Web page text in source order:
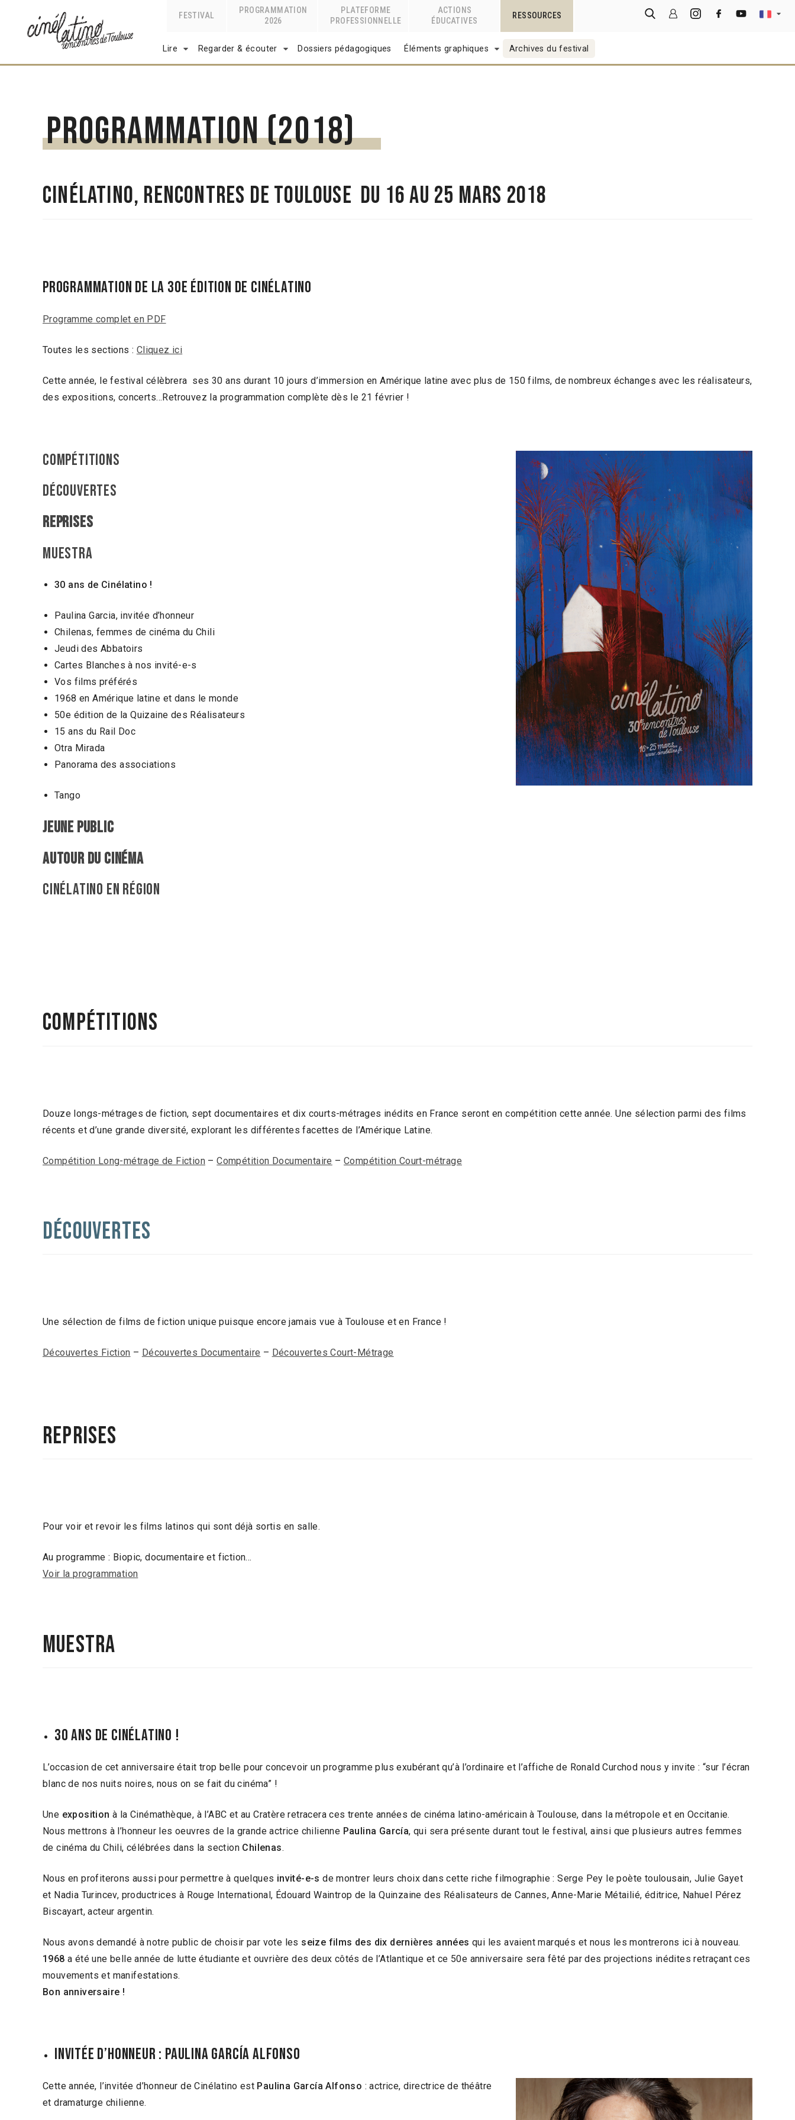
FESTIVAL
PROGRAMMATION
2026
PLATEFORME
PROFESSIONNELLE
ACTIONS
ÉDUCATIVES
RESSOURCES
Lire Regarder & écouter Dossiers pédagogiques Éléments graphiques Archives du festival
Programmation (2018)
Cinélatino, Rencontres de Toulouse du 16 au 25 mars 2018
PROGRAMMATION DE LA 30E ÉDITION DE CINÉLATINO
Programme complet en PDF
Toutes les sections : Cliquez ici
Cette année, le festival célèbrera ses 30 ans durant 10 jours d’immersion en Amérique latine avec plus de 150 films, de nombreux échanges avec les réalisateurs,
des expositions, concerts…Retrouvez la programmation complète dès le 21 février !
compétitions
découvertes
REPRISES
Muestra
30 ans de Cinélatino !
Paulina Garcia, invitée d’honneur
Chilenas, femmes de cinéma du Chili
Jeudi des Abbatoirs
Cartes Blanches à nos invité-e-s
Vos films préférés
1968 en Amérique latine et dans le monde
50e édition de la Quizaine des Réalisateurs
15 ans du Rail Doc
Otra Mirada
Panorama des associations
Tango
JEUNE PUBLIC
AUTOUR DU CINÉMA
CINÉLATINO EN RÉGION
Compétitions
Douze longs-métrages de fiction, sept documentaires et dix courts-métrages inédits en France seront en compétition cette année. Une sélection parmi des films
récents et d’une grande diversité, explorant les différentes facettes de l’Amérique Latine.
Compétition Long-métrage de Fiction –Compétition Documentaire –Compétition Court-métrage
Découvertes
Une sélection de films de fiction unique puisque encore jamais vue à Toulouse et en France !
Découvertes Fiction – Découvertes Documentaire – Découvertes Court-Métrage
Reprises
Pour voir et revoir les films latinos qui sont déjà sortis en salle.
Au programme : Biopic, documentaire et fiction…
Voir la programmation
Muestra
30 ANS DE CINÉLATINO !
L’occasion de cet anniversaire était trop belle pour concevoir un programme plus exubérant qu’à l’ordinaire et l’affiche de Ronald Curchod nous y invite : “sur l’écran
blanc de nos nuits noires, nous on se fait du cinéma” !
Une expositionà la Cinémathèque, à l’ABC et au Cratère retracera ces trente années de cinéma latino-américain à Toulouse, dans la métropole et en Occitanie.
Nous mettrons à l’honneur les oeuvres de la grande actrice chilienne Paulina García, qui sera présente durant tout le festival, ainsi que plusieurs autres femmes
de cinéma du Chili, célébrées dans la section Chilenas.
Nous en profiterons aussi pour permettre à quelques invité-e-s de montrer leurs choix dans cette riche filmographie : Serge Pey le poète toulousain, Julie Gayet
et Nadia Turincev, productrices à Rouge International, Édouard Waintrop de la Quinzaine des Réalisateurs de Cannes, Anne-Marie Métailié, éditrice, Nahuel Pérez
Biscayart, acteur argentin.
Nous avons demandé à notre public de choisir par vote les seize films des dix dernières années qui les avaient marqués et nous les montrerons ici à nouveau.
1968 a été une belle année de lutte étudiante et ouvrière des deux côtés de l’Atlantique et ce 50e anniversaire sera fêté par des projections inédites retraçant ces
mouvements et manifestations.
Bon anniversaire !
InvitéE d’honneur : Paulina García Alfonso
Cette année, l’invitée d’honneur de Cinélatino est Paulina García Alfonso : actrice, directrice de théâtre
et dramaturge chilienne.